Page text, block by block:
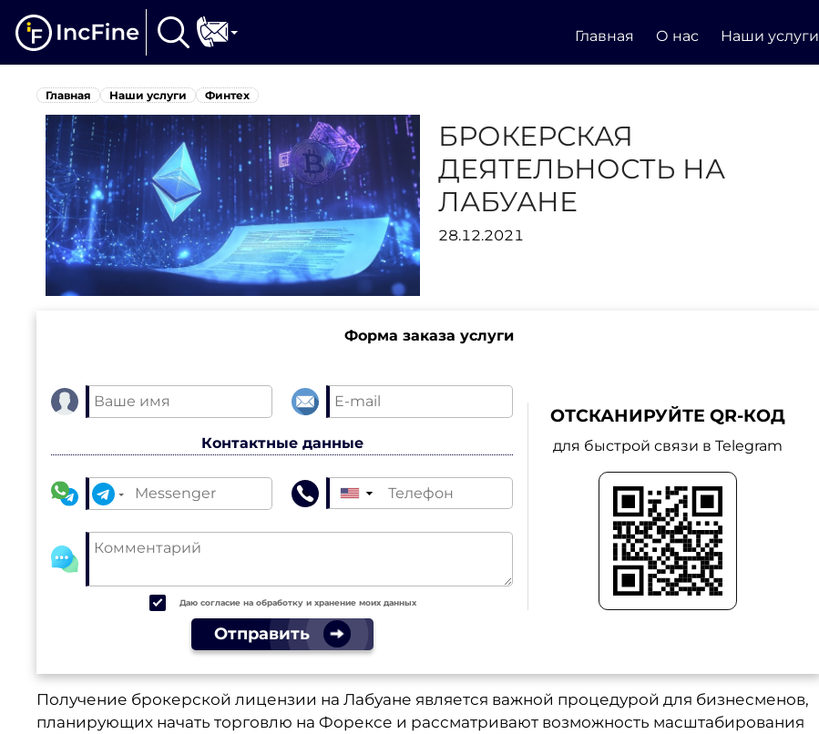
Главная О нас Наши услуги
Главная Наши услуги Финтех
БРОКЕРСКАЯ
ДЕЯТЕЛЬНОСТЬ НА
ЛАБУАНЕ
28.12.2021
Форма заказа услуги
Контактные данные
▼
Даю согласие на обработку и хранение моих данных
Отправить
ОТСКАНИРУЙТЕ QR-КОД
для быстрой связи в Telegram
Получение брокерской лицензии на Лабуане является важной процедурой для бизнесменов,
планирующих начать торговлю на Форексе и рассматривают возможность масштабирования